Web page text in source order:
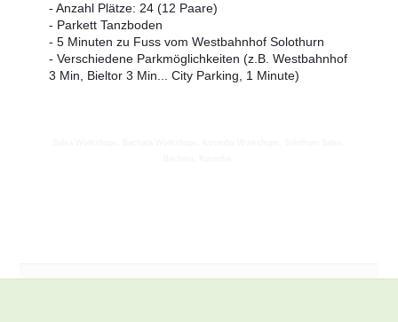
- Anzahl Plätze: 24 (12 Paare)
- Parkett Tanzboden
- 5 Minuten zu Fuss vom Westbahnhof Solothurn
- Verschiedene Parkmöglichkeiten (z.B. Westbahnhof
3 Min, Bieltor 3 Min... City Parking, 1 Minute)